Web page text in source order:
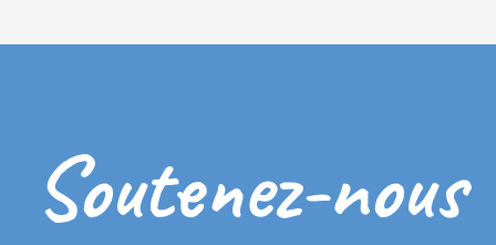
Soutenez-nous